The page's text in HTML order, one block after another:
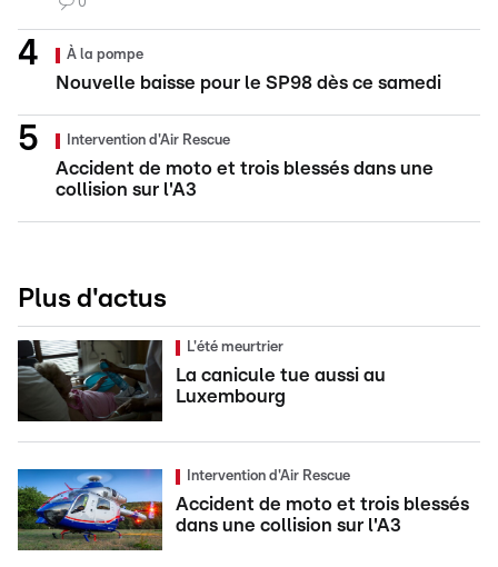
0
À la pompe
Nouvelle baisse pour le SP98 dès ce samedi
Intervention d'Air Rescue
Accident de moto et trois blessés dans une
collision sur l'A3
Plus d'actus
L'été meurtrier
La canicule tue aussi au
Luxembourg
Intervention d'Air Rescue
Accident de moto et trois blessés
dans une collision sur l'A3